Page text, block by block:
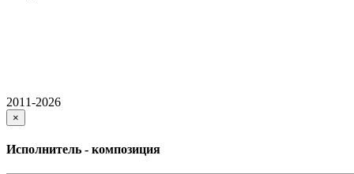
2011-2026
×
Исполнитель - композиция